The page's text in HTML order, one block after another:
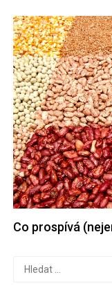
Co prospívá
Vyhledávání